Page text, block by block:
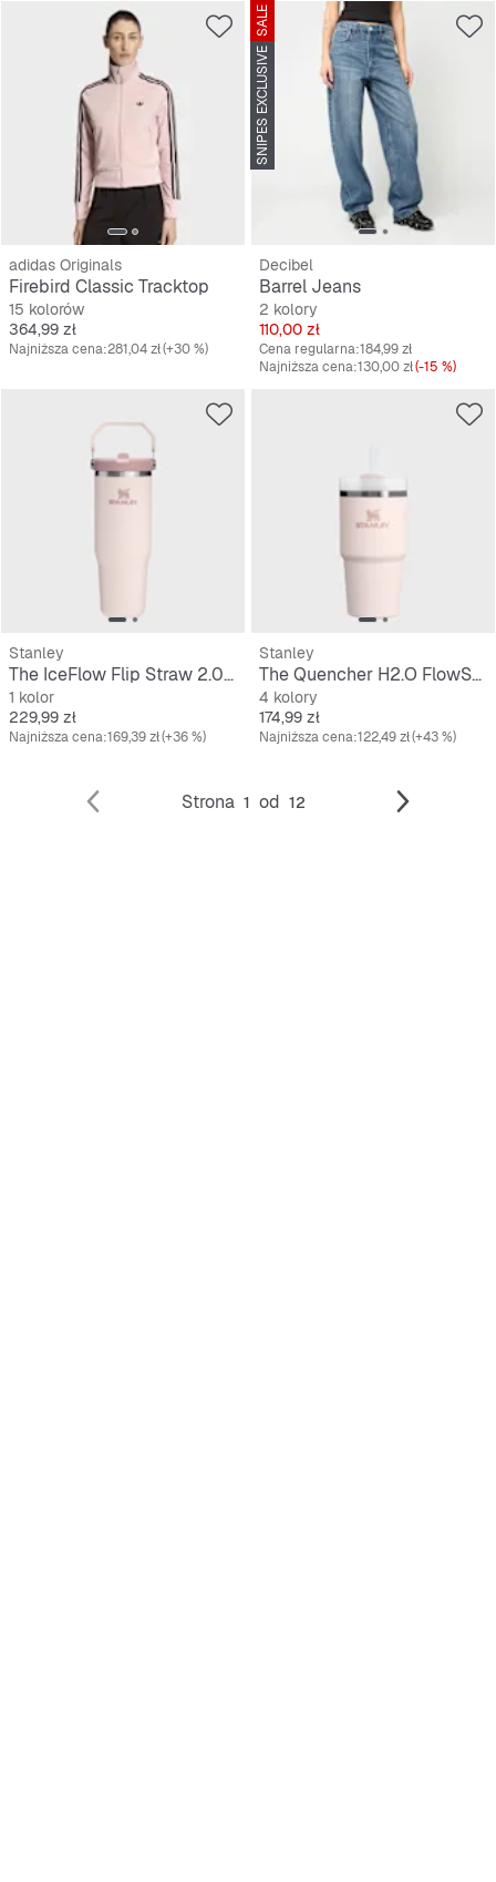
adidas Originals
Firebird Classic Tracktop
15 kolorów
Cena
364,99 zł
Najniższa cena:281,04 zł(+30 %)
SALE
SNIPES EXCLUSIVE
Decibel
Barrel Jeans
2 kolory
Cena
110,00 zł
Cena regularna:184,99 zł
Najniższa cena:130,00 zł(-15 %)
Stanley
The IceFlow Flip Straw 2.0 Tumbler | 0,9L
1 kolor
Cena
229,99 zł
Najniższa cena:169,39 zł(+36 %)
Stanley
The Quencher H2.O FlowState Tumbler | 0,6L
4 kolory
Cena
174,99 zł
Najniższa cena:122,49 zł(+43 %)
Strona 1 od 12